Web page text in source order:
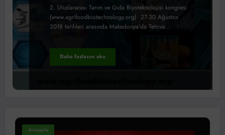
2. Uluslararası Tarım ve Gıda Biyoteknolojisi kongresi
(www.agrifoodbiotechnology.org) 27-30 Ağustos
2018 tarihleri arasında Makedonya'da Tetova…
Daha fazlasını oku
Anasayfa